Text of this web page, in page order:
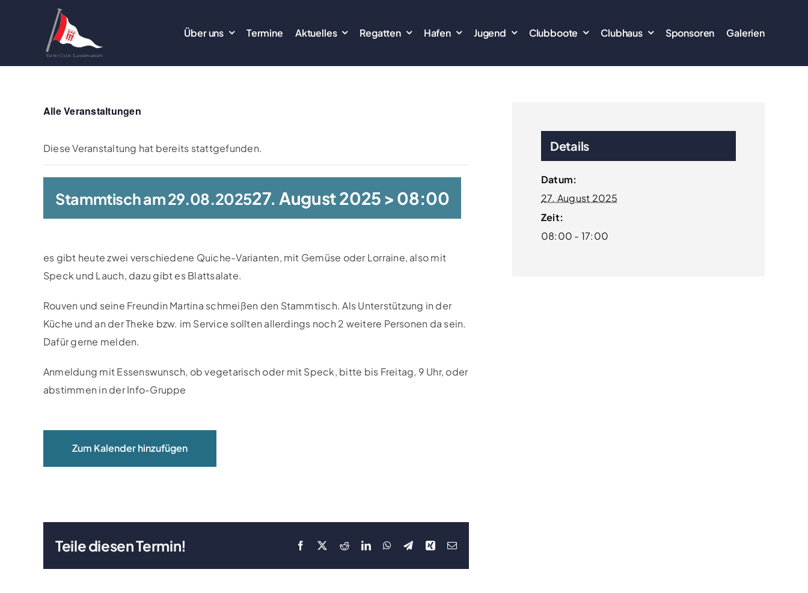
Über uns Termine Aktuelles Regatten Hafen Jugend Clubboote Clubhaus Sponsoren Galerien
Alle Veranstaltungen
Diese Veranstaltung hat bereits stattgefunden.
Stammtisch am 29.08.202527. August 2025 > 08:00
es gibt heute zwei verschiedene Quiche-Varianten, mit Gemüse oder Lorraine, also mit
Speck und Lauch, dazu gibt es Blattsalate.
Rouven und seine Freundin Martina schmeißen den Stammtisch. Als Unterstützung in der
Küche und an der Theke bzw. im Service sollten allerdings noch 2 weitere Personen da sein.
Dafür gerne melden.
Anmeldung mit Essenswunsch, ob vegetarisch oder mit Speck, bitte bis Freitag, 9 Uhr, oder
abstimmen in der Info-Gruppe
Zum Kalender hinzufügen
Teile diesen Termin! Facebook RedditLinkedInWhatsApp
Telegram
Xing E-
Details
Datum:
27. August 2025
Zeit:
08:00 - 17:00